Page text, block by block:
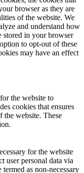
browser as they are
of the website. We
and understand how
stored in your browser
to opt-out of these
may have an effect
the website to
cookies that ensures
the website. These
for the website
user personal data via
as non-necessary